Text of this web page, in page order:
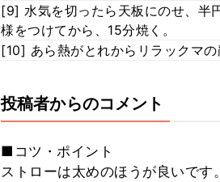
[9] 水気を切ったら天板にのせ、半
様をつけてから、15分焼く。
[10] あら熱がとれからリラックマ
投稿者からのコメント
■コツ・ポイント
ストローは太めのほうが良いで